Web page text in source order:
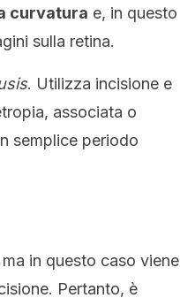
curvatura e, in questo
sulla retina.
. Utilizza incisione e
associata o
semplice periodo
ma in questo caso viene
Pertanto, è